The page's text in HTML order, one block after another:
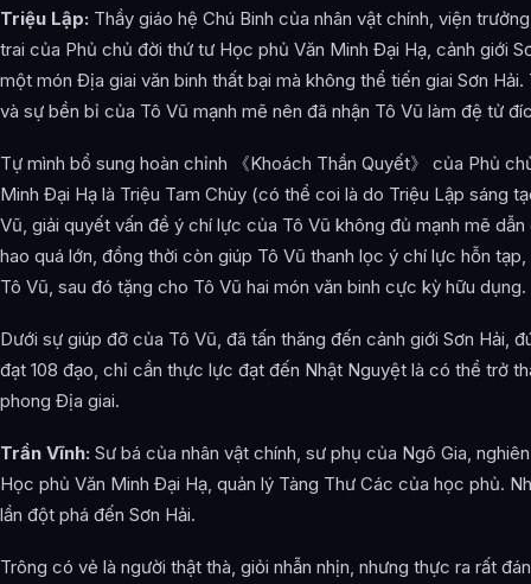
Triệu Lập: Thầy giáo hệ Chú Binh của nhân vật chính, viện
trai của Phủ chủ đời thứ tư Học phủ Văn Minh Đại Hạ, cảnh giới
một món Địa giai văn binh thất bại mà không thể tiến giai Sơn Hải.
và sự bền bỉ của Tô Vũ mạnh mẽ nên đã nhận Tô Vũ làm đệ tử
Tự mình bổ sung hoàn chỉnh 《Khoách Thần Quyết》 của Phủ
Minh Đại Hạ là Triệu Tam Chùy (có thể coi là do Triệu Lập sáng
Vũ, giải quyết vấn đề ý chí lực của Tô Vũ không đủ mạnh mẽ
hao quá lớn, đồng thời còn giúp Tô Vũ thanh lọc ý chí lực hỗn
Tô Vũ, sau đó tặng cho Tô Vũ hai món văn binh cực kỳ hữu dụng.
Dưới sự giúp đỡ của Tô Vũ, đã tấn thăng đến cảnh giới Sơn Hải,
đạt 108 đạo, chỉ cần thực lực đạt đến Nhật Nguyệt là có thể trở
phong Địa giai.
Trần Vĩnh: Sư bá của nhân vật chính, sư phụ của Ngô Gia,
Học phủ Văn Minh Đại Hạ, quản lý Tàng Thư Các của học phủ.
lần đột phá đến Sơn Hải.
Trông có vẻ là người thật thà, giỏi nhẫn nhịn, nhưng thực ra rất